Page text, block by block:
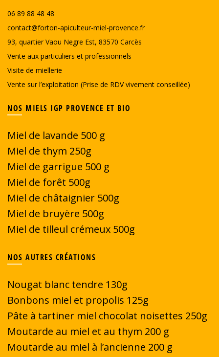
06 89 88 48 48
contact@forton-apiculteur-miel-provence.fr
93, quartier Vaou Negre Est, 83570 Carcès
Vente aux particuliers et professionnels
Visite de miellerie
Vente sur l’exploitation (Prise de RDV vivement conseillée)
NOS MIELS IGP PROVENCE ET BIO
Miel de lavande 500 g
Miel de thym 250g
Miel de garrigue 500 g
Miel de forêt 500g
Miel de châtaignier 500g
Miel de bruyère 500g
Miel de tilleul crémeux 500g
NOS AUTRES CRÉATIONS
Nougat blanc tendre 130g
Bonbons miel et propolis 125g
Pâte à tartiner miel chocolat noisettes 250g
Moutarde au miel et au thym 200 g
Moutarde au miel à l’ancienne 200 g